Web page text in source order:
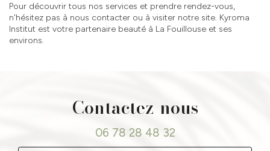
Pour découvrir tous nos services et prendre rendez-vous,
n'hésitez pas à nous contacter ou à visiter notre site. Kyroma
Institut est votre partenaire beauté à La Fouillouse et ses
environs.
Contactez-nous
06 78 28 48 32